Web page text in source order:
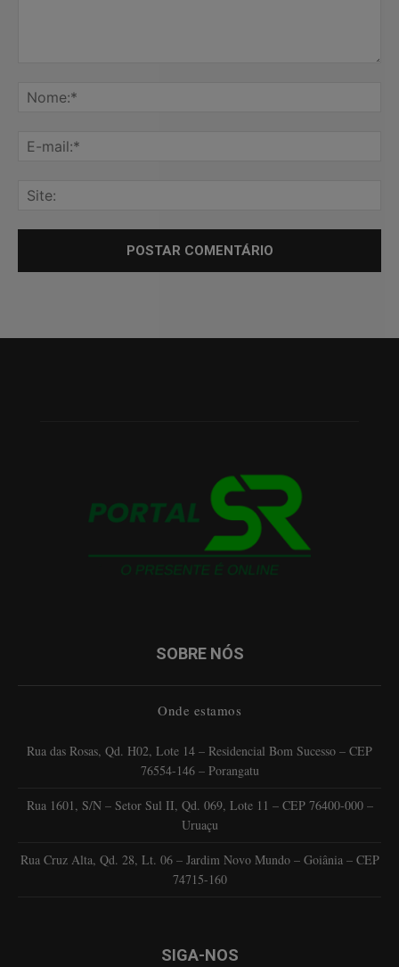
SOBRE NÓS
Onde estamos
Rua das Rosas, Qd. H02, Lote 14 – Residencial Bom Sucesso – CEP
76554-146 – Porangatu
Rua 1601, S/N – Setor Sul II, Qd. 069, Lote 11 – CEP 76400-000 –
Uruaçu
Rua Cruz Alta, Qd. 28, Lt. 06 – Jardim Novo Mundo – Goiânia – CEP
74715-160
SIGA-NOS